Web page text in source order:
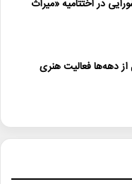
در اختتامیه «میراث
از دهه‌ها فعالیت هنری